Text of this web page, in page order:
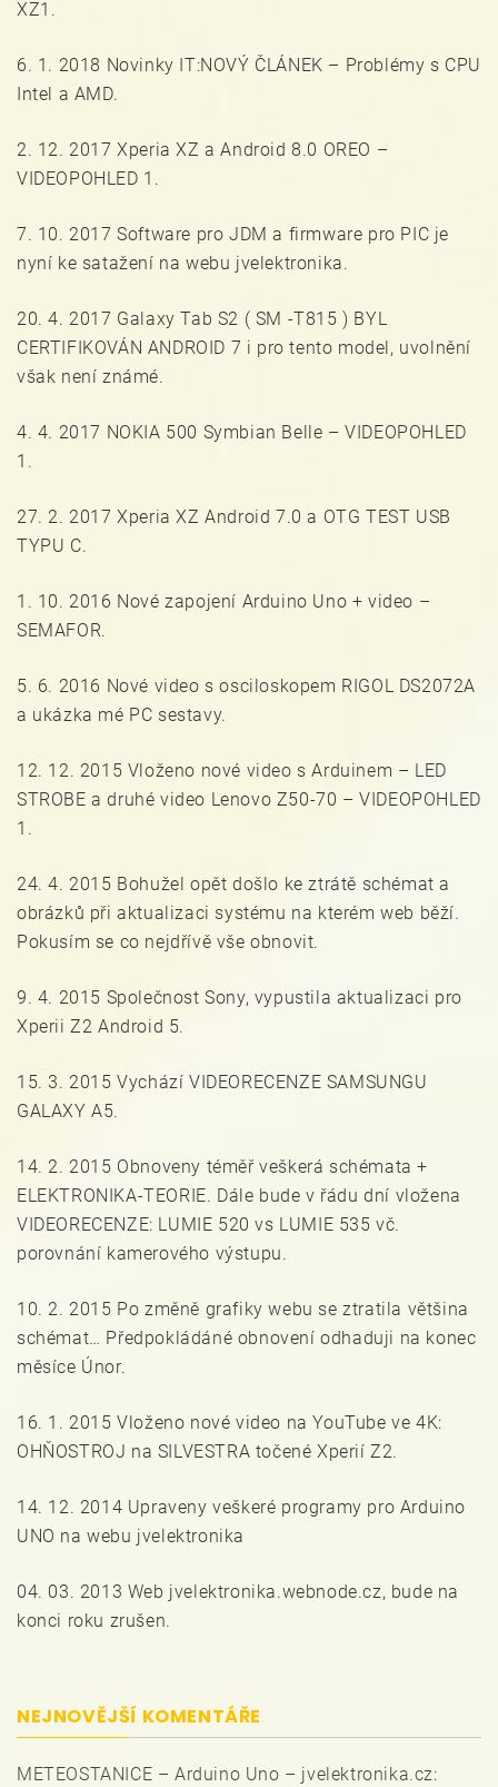
XZ1.
6. 1. 2018 Novinky IT:NOVÝ ČLÁNEK – Problémy s CPU
Intel a AMD.
2. 12. 2017 Xperia XZ a Android 8.0 OREO –
VIDEOPOHLED 1.
7. 10. 2017 Software pro JDM a firmware pro PIC je
nyní ke satažení na webu jvelektronika.
20. 4. 2017 Galaxy Tab S2 ( SM -T815 ) BYL
CERTIFIKOVÁN ANDROID 7 i pro tento model, uvolnění
však není známé.
4. 4. 2017 NOKIA 500 Symbian Belle – VIDEOPOHLED
1.
27. 2. 2017 Xperia XZ Android 7.0 a OTG TEST USB
TYPU C.
1. 10. 2016 Nové zapojení Arduino Uno + video –
SEMAFOR.
5. 6. 2016 Nové video s osciloskopem RIGOL DS2072A
a ukázka mé PC sestavy.
12. 12. 2015 Vloženo nové video s Arduinem – LED
STROBE a druhé video Lenovo Z50-70 – VIDEOPOHLED
1.
24. 4. 2015 Bohužel opět došlo ke ztrátě schémat a
obrázků při aktualizaci systému na kterém web běží.
Pokusím se co nejdřívě vše obnovit.
9. 4. 2015 Společnost Sony, vypustila aktualizaci pro
Xperii Z2 Android 5.
15. 3. 2015 Vychází VIDEORECENZE SAMSUNGU
GALAXY A5.
14. 2. 2015 Obnoveny téměř veškerá schémata +
ELEKTRONIKA-TEORIE. Dále bude v řádu dní vložena
VIDEORECENZE: LUMIE 520 vs LUMIE 535 vč.
porovnání kamerového výstupu.
10. 2. 2015 Po změně grafiky webu se ztratila většina
schémat… Předpokládáné obnovení odhaduji na konec
měsíce Únor.
16. 1. 2015 Vloženo nové video na YouTube ve 4K:
OHŇOSTROJ na SILVESTRA točené Xperií Z2.
14. 12. 2014 Upraveny veškeré programy pro Arduino
UNO na webu jvelektronika
04. 03. 2013 Web jvelektronika.webnode.cz, bude na
konci roku zrušen.
NEJNOVĚJŠÍ KOMENTÁŘE
METEOSTANICE – Arduino Uno – jvelektronika.cz: